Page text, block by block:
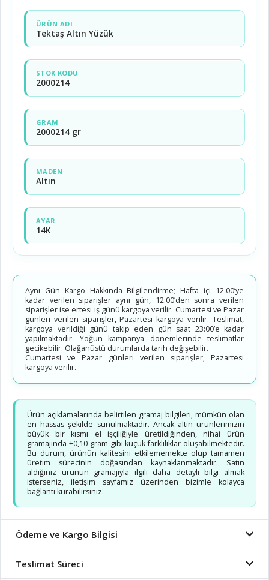
ÜRÜN ADI
Tektaş Altın Yüzük
STOK KODU
2000214
GRAM
2000214 gr
MADEN
Altın
AYAR
14K
Aynı Gün Kargo Hakkında Bilgilendirme; Hafta içi 12.00’ye
kadar verilen siparişler aynı gün, 12.00’den sonra verilen
siparişler ise ertesi iş günü kargoya verilir. Cumartesi ve Pazar
günleri verilen siparişler, Pazartesi kargoya verilir. Teslimat,
kargoya verildiği günü takip eden gün saat 23:00’e kadar
yapılmaktadır. Yoğun kampanya dönemlerinde teslimatlar
gecikebilir. Olağanüstü durumlarda tarih değişebilir.
Cumartesi ve Pazar günleri verilen siparişler, Pazartesi
kargoya verilir.
Ürün açıklamalarında belirtilen gramaj bilgileri, mümkün olan
en hassas şekilde sunulmaktadır. Ancak altın ürünlerimizin
büyük bir kısmı el işçiliğiyle üretildiğinden, nihai ürün
gramajında ±0,10 gram gibi küçük farklılıklar oluşabilmektedir.
Bu durum, ürünün kalitesini etkilememekte olup tamamen
üretim sürecinin doğasından kaynaklanmaktadır. Satın
aldığınız ürünün gramajıyla ilgili daha detaylı bilgi almak
isterseniz, iletişim sayfamız üzerinden bizimle kolayca
bağlantı kurabilirsiniz.
Ödeme ve Kargo Bilgisi
Teslimat Süreci